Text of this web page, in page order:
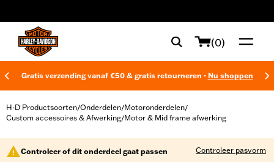
(0)
Gratis verzending vanaf €50 & gratis retourneren - Nu shoppen
H-D Productsoorten/Onderdelen/Motoronderdelen/
Custom accessoires & Afwerking/Motor & Mid frame afwerking
Controleer of dit onderdeel gaat passen Controleer pasvorm